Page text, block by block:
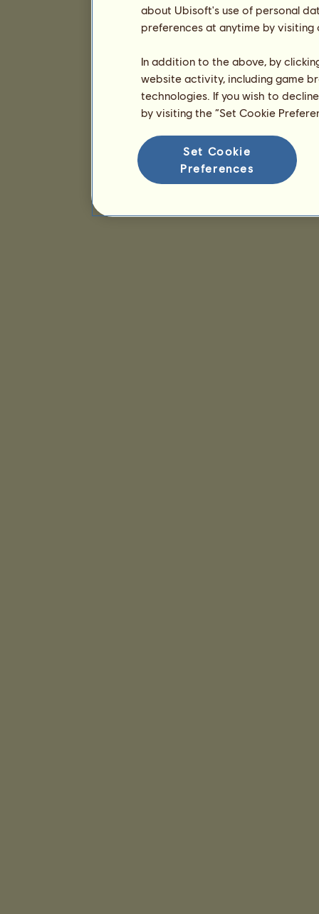
about Ubisoft's use of personal
preferences at anytime by
In addition to the above, by
website activity, including game
technologies. If you wish to
by visiting the “Set Cookie
Set Cookie
Preferences